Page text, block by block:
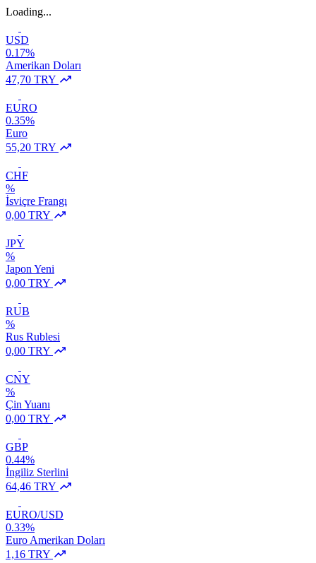
Loading...
USD
0.17%
Amerikan Doları
47,70 TRY
EURO
0.35%
Euro
55,20 TRY
CHF
%
İsviçre Frangı
0,00 TRY
JPY
%
Japon Yeni
0,00 TRY
RUB
%
Rus Rublesi
0,00 TRY
CNY
%
Çin Yuanı
0,00 TRY
GBP
0.44%
İngiliz Sterlini
64,46 TRY
EURO/USD
0.33%
Euro Amerikan Doları
1,16 TRY